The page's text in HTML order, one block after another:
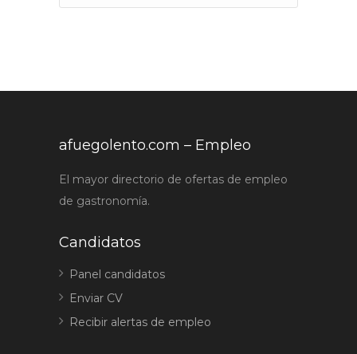
afuegolento.com – Empleo
El mayor directorio de ofertas de empleo
de gastronomía.
Candidatos
Panel candidatos
Enviar CV
Recibir alertas de empleo